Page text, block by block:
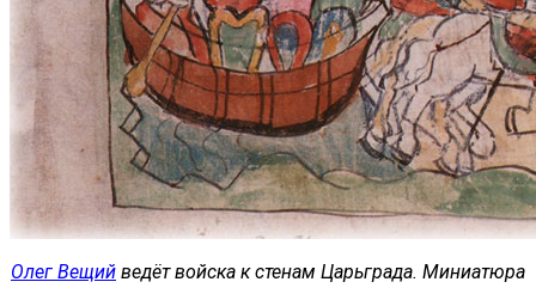
Олег Вещий ведёт войска к стенам Царьграда. Миниатюра